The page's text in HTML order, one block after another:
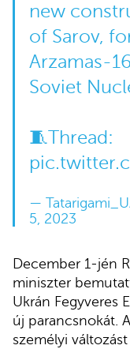
new
of Sarov,
Arzamas-
Soviet
🧵Thread:
—
5, 2023
December 1-jén
miniszter
Ukrán Fegyveres
új parancsnokát.
személyi